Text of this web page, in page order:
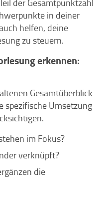
der Gesamtpunktzahl
in deiner
helfen, deine
zu steuern.
erkennen:
Gesamtüberblick
spezifische Umsetzung
im Fokus?
verknüpft?
die